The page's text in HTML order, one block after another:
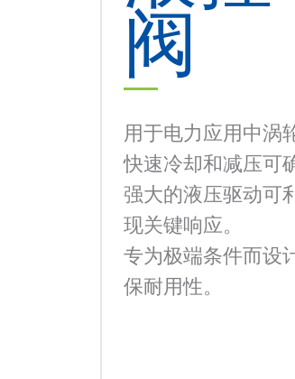
阀
用于电力应用中涡
快速冷却和减压可
强大的液压驱动可
现关键响应。
专为极端条件而设
保耐用性。